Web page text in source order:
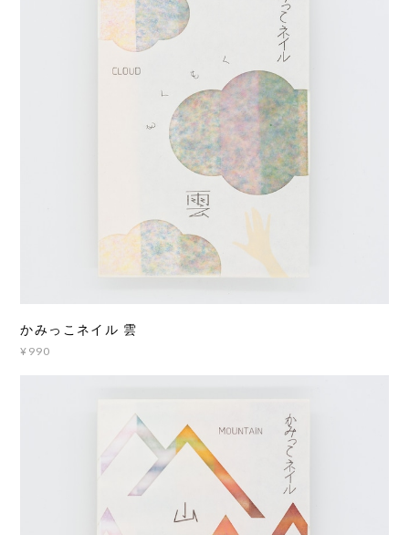
かみっこネイル 雲
¥990